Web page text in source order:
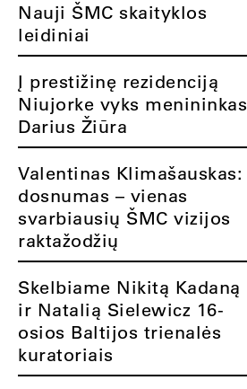
Nauji ŠMC skaityklos
leidiniai
Į prestižinę rezidenciją
Niujorke vyks menininkas
Darius Žiūra
Valentinas Klimašauskas:
dosnumas – vienas
svarbiausių ŠMC vizijos
raktažodžių
Skelbiame Nikitą Kadaną
ir Natalią Sielewicz 16-
osios Baltijos trienalės
kuratoriais